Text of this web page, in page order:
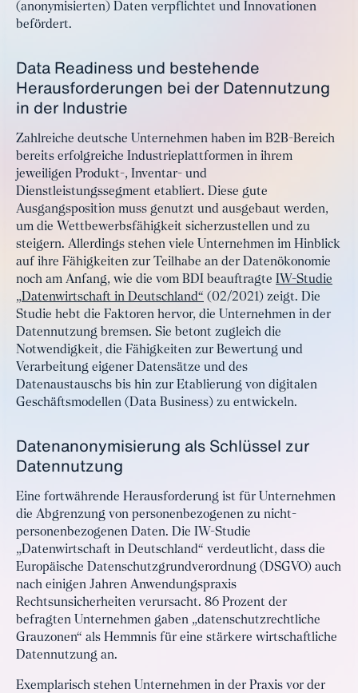
(anonymisierten) Daten verpflichtet und Innovationen
befördert.
Data Readiness und bestehende
Herausforderungen bei der Datennutzung
in der Industrie
Zahlreiche deutsche Unternehmen haben im B2B-Bereich
bereits erfolgreiche Industrieplattformen in ihrem
jeweiligen Produkt-, Inventar- und
Dienstleistungssegment etabliert. Diese gute
Ausgangsposition muss genutzt und ausgebaut werden,
um die Wettbewerbsfähigkeit sicherzustellen und zu
steigern. Allerdings stehen viele Unternehmen im Hinblick
auf ihre Fähigkeiten zur Teilhabe an der Datenökonomie
noch am Anfang, wie die vom BDI beauftragte IW-Studie
„Datenwirtschaft in Deutschland“ (02/2021) zeigt. Die
Studie hebt die Faktoren hervor, die Unternehmen in der
Datennutzung bremsen. Sie betont zugleich die
Notwendigkeit, die Fähigkeiten zur Bewertung und
Verarbeitung eigener Datensätze und des
Datenaustauschs bis hin zur Etablierung von digitalen
Geschäftsmodellen (Data Business) zu entwickeln.
Datenanonymisierung als Schlüssel zur
Datennutzung
Eine fortwährende Herausforderung ist für Unternehmen
die Abgrenzung von personenbezogenen zu nicht-
personenbezogenen Daten. Die IW-Studie
„Datenwirtschaft in Deutschland“ verdeutlicht, dass die
Europäische Datenschutzgrundverordnung (DSGVO) auch
nach einigen Jahren Anwendungspraxis
Rechtsunsicherheiten verursacht. 86 Prozent der
befragten Unternehmen gaben „datenschutzrechtliche
Grauzonen“ als Hemmnis für eine stärkere wirtschaftliche
Datennutzung an.
Exemplarisch stehen Unternehmen in der Praxis vor der